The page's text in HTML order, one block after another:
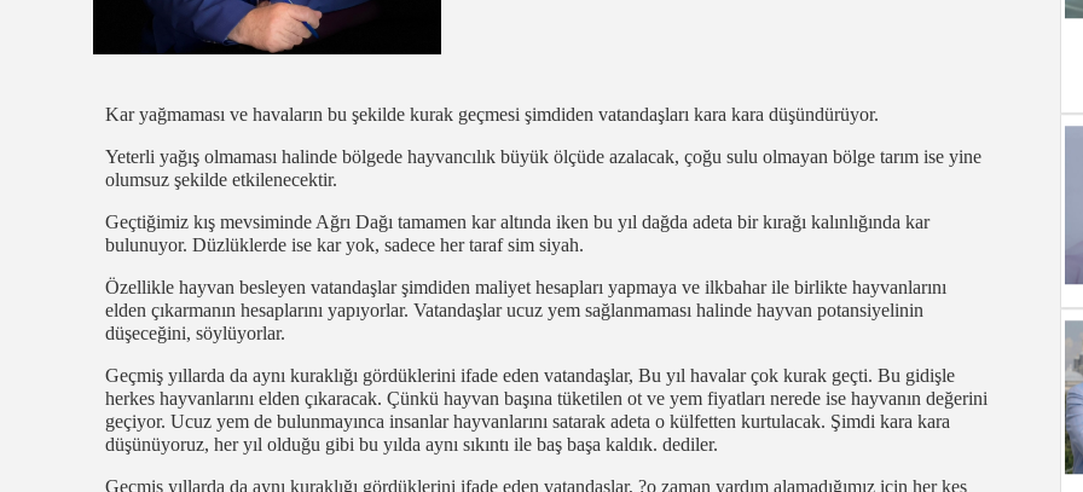
Kar yağmaması ve havaların bu şekilde kurak geçmesi şimdiden vatandaşları kara kara düşündürüyor.
Yeterli yağış olmaması halinde bölgede hayvancılık büyük ölçüde azalacak, çoğu sulu olmayan bölge tarım ise yine
olumsuz şekilde etkilenecektir.
Geçtiğimiz kış mevsiminde Ağrı Dağı tamamen kar altında iken bu yıl dağda adeta bir kırağı kalınlığında kar
bulunuyor. Düzlüklerde ise kar yok, sadece her taraf sim siyah.
Özellikle hayvan besleyen vatandaşlar şimdiden maliyet hesapları yapmaya ve ilkbahar ile birlikte hayvanlarını
elden çıkarmanın hesaplarını yapıyorlar. Vatandaşlar ucuz yem sağlanmaması halinde hayvan potansiyelinin
düşeceğini, söylüyorlar.
Geçmiş yıllarda da aynı kuraklığı gördüklerini ifade eden vatandaşlar, Bu yıl havalar çok kurak geçti. Bu gidişle
herkes hayvanlarını elden çıkaracak. Çünkü hayvan başına tüketilen ot ve yem fiyatları nerede ise hayvanın değerini
geçiyor. Ucuz yem de bulunmayınca insanlar hayvanlarını satarak adeta o külfetten kurtulacak. Şimdi kara kara
düşünüyoruz, her yıl olduğu gibi bu yılda aynı sıkıntı ile baş başa kaldık. dediler.
Geçmiş yıllarda da aynı kuraklığı gördüklerini ifade eden vatandaşlar, ?o zaman yardım alamadığımız için her kes